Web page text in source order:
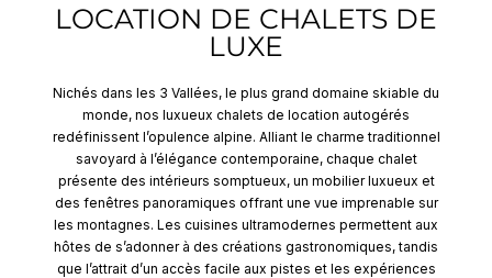
LOCATION DE CHALETS DE
LUXE
Nichés dans les 3 Vallées, le plus grand domaine skiable du
monde, nos luxueux chalets de location autogérés
redéfinissent l’opulence alpine. Alliant le charme traditionnel
savoyard à l’élégance contemporaine, chaque chalet
présente des intérieurs somptueux, un mobilier luxueux et
des fenêtres panoramiques offrant une vue imprenable sur
les montagnes. Les cuisines ultramodernes permettent aux
hôtes de s’adonner à des créations gastronomiques, tandis
que l’attrait d’un accès facile aux pistes et les expériences